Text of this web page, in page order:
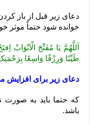
دعای زیر قبل از باز
خوانده شود حتماً موثر
اَللَّهُمَّ یَا مُفَتِّحَ الْاَبْوَابْ
طَیِّبًا وَرِزْقًا وَاسِعًا
دعای زیر برای افزایش
که حتما باید به صورت
باشد.